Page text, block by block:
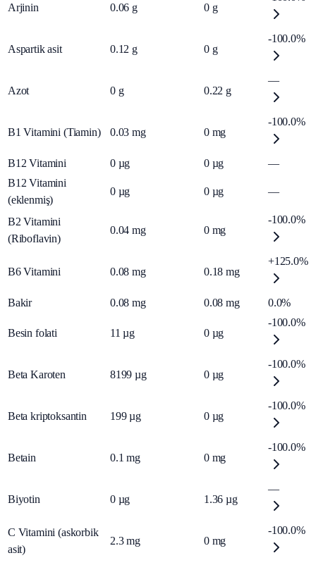
Arjinin 0.06 g 0 g
Aspartik asit 0.12 g 0 g
-100.0%
Azot 0 g 0.22 g
—
B1 Vitamini (Tiamin) 0.03 mg 0 mg
-100.0%
B12 Vitamini 0 µg 0 µg
—
B12 Vitamini
(eklenmiş)
0 µg 0 µg —
B2 Vitamini
(Riboflavin)
0.04 mg 0 mg
-100.0%
B6 Vitamini 0.08 mg 0.18 mg
+125.0%
Bakir 0.08 mg 0.08 mg 0.0%
Besin folati 11 µg 0 µg
-100.0%
Beta Karoten 8199 µg 0 µg
-100.0%
Beta kriptoksantin 199 µg 0 µg
-100.0%
Betain 0.1 mg 0 mg
-100.0%
Biyotin 0 µg 1.36 µg
—
C Vitamini (askorbik
asit)
2.3 mg 0 mg
-100.0%